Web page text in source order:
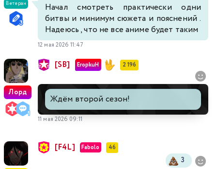
Ветеран
Начал смотреть практически одни
битвы и минимум сюжета и пояснений .
Надеюсь , что не все аниме будет таким
12 мая 2026 11:47
Лорд
[SB] EropkuH 2 196
Ждём второй сезон!
11 мая 2026 09:11
[F4L] Fabolo 46
3